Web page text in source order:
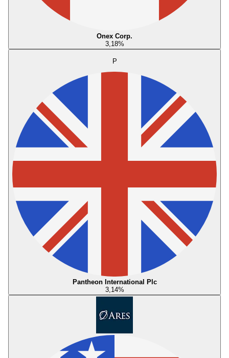
Onex Corp.
3,18%
P
Pantheon International Plc
3,14%